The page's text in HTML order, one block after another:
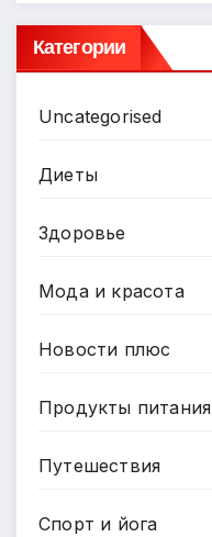
Категории
Uncategorised
Диеты
Здоровье
Мода и красота
Новости плюс
Продукты питания
Путешествия
Спорт и йога